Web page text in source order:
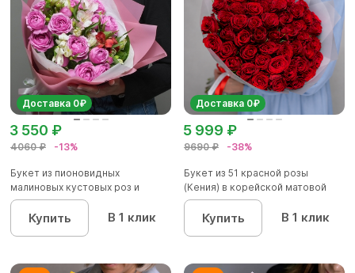
Доставка 0₽
4060 ₽ -13%
3 550 ₽
Букет из пионовидных
малиновых кустовых роз и
альстроме...
Купить В 1 клик
Доставка 0₽
9690 ₽ -38%
5 999 ₽
Букет из 51 красной розы
(Кения) в корейской матовой
уп...
Купить В 1 клик